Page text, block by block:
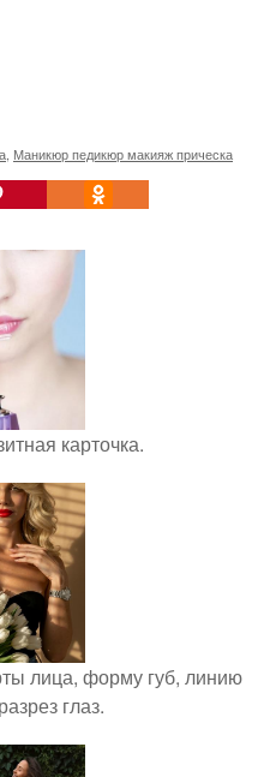
Маникюр педикюр макияж прическа
карточка.
лица, форму губ, линию
глаз.